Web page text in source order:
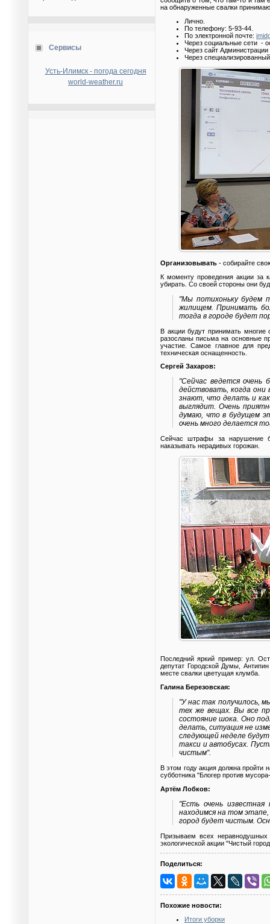
Сервисы
Усть-Илимск - погода сегодня
world-weather.ru
на обнаруженные свалки
Лично.
По телефону: 5-93-44.
По электронной почте:
Через социальные сети -
Через сайт Администрации
Через
Организовывать - собирайте
К моменту проведения акции за
убирать. Со своей стороны они
"Мы потихоньку будем
жилищем. Принимать
тогда в городе будет
В акции будут принимать многие
разосланы письма на основные
участие. Самое главное для
техническая оснащенность.
Сергей Захаров:
"Сейчас ведется очень
действовать, когда они
знают, что делать и
выглядит. Очень
думаю, что в будущем
очень много делается
Сейчас штрафы за нарушение
наказывать нерадивых горожан.
Последний яркий пример: ул.
депутат Городской Думы,
месте свалки цветущая клумба.
Галина Березовская:
"У нас так получилось,
тех же вещах. Вы все
состояние шока. Оно
делать, ситуация не
следующей неделе
такси и автобусах.
чистым".
В этом году акция должна пройти
субботника "Блогер против
Артём Лобков:
"Есть очень
находимся на том
город будет чистым.
Призываем всех неравнодушных
экологической акции "Чистый
Поделиться:
Похожие новости:
Итоги уборки